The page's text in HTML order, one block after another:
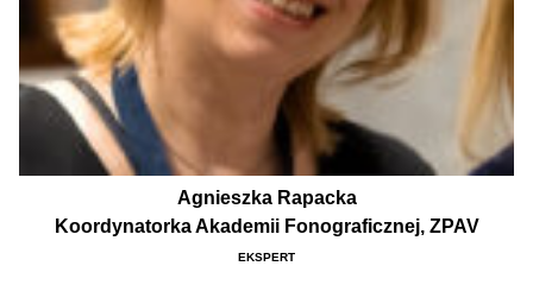
Agnieszka Rapacka
Koordynatorka Akademii Fonograficznej, ZPAV
EKSPERT